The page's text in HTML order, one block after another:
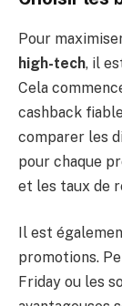
Pour
high-tech, il
Cela
cashback
comparer les
pour chaque
et les taux de
Il est
promotions.
Friday ou les